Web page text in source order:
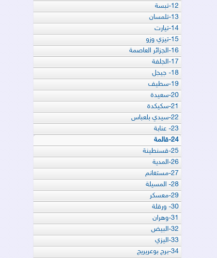
12-تبسة
13-تلمسان
14-تيارت
15-تيزي وزو
16-الجزائر العاصمة
17-الجلفة
18- جيجل
19-سطيف
20-سعيدة
21-سكيكدة
22-سيدي بلعباس
23- عنابة
24-قالمة
25-قسنطينة
26-المدية
27-مستغانم
28- المسيلة
29-معسكر
30- ورقلة
31-وهران
32-البيض
33-اليزي
34-برج بوعريريج